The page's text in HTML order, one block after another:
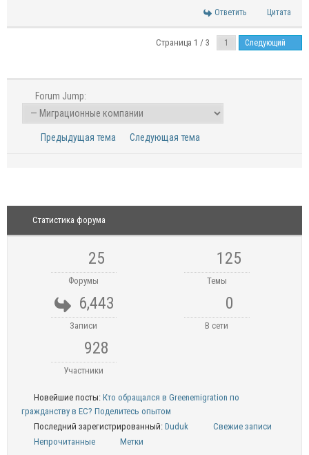
Ответить Цитата
Страница 1 / 3 Следующий
Forum Jump:
Предыдущая тема Следующая тема
Статистика форума
25
Форумы
125
Темы
6,443
Записи
0
В сети
928
Участники
Новейшие посты: Кто обращался в Greenemigration по
гражданству в ЕС? Поделитесь опытом
Последний зарегистрированный: Duduk
Свежие записи
Непрочитанные
Метки